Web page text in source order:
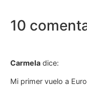
10
Carmela dice:
Mi primer vuelo a